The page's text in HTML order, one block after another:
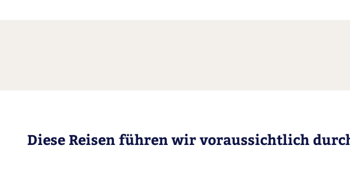
Diese Reisen führen wir voraussichtlich